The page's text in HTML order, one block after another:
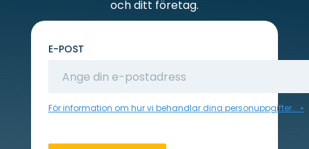
och ditt företag.
E-POST
För information om hur vi behandlar dina personuppgifter...